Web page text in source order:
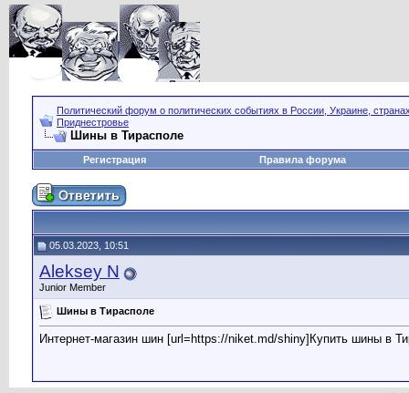
Политический форум о политических событиях в России, Украине,
Приднестровье
Шины в Тирасполе
Регистрация Правила форума
05.03.2023, 10:51
Aleksey N
Junior Member
Шины в Тирасполе
Интернет-магазин шин [url=https://niket.md/shiny]Купить шины в